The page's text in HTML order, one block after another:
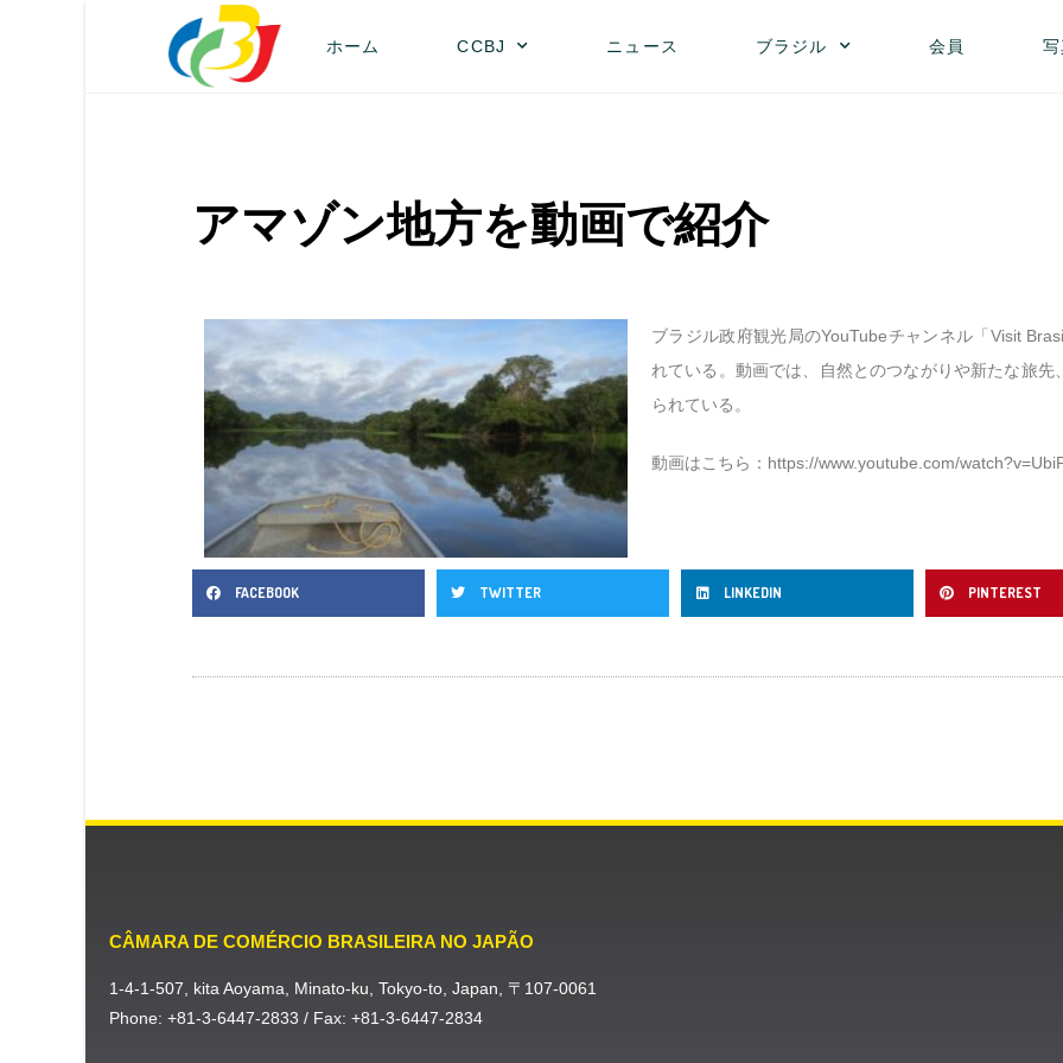
ホーム CCBJ ニュース ブラジル 会員
アマゾン地方を動画で紹介
ブラジル政府観光局のYouTubeチャンネル「Visit
れている。動画では、自然とのつながりや新たな旅
られている。
動画はこちら： https://www.youtube.com/
FACEBOOK TWITTER LINKEDIN PINTEREST
CÂMARA DE COMÉRCIO BRASILEIRA NO JAPÃO
1-4-1-507, kita Aoyama, Minato-ku, Tokyo-to, Japan, 〒107-0061
Phone: +81-3-6447-2833 / Fax: +81-3-6447-2834